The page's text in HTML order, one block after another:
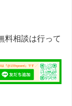
料相談は行って